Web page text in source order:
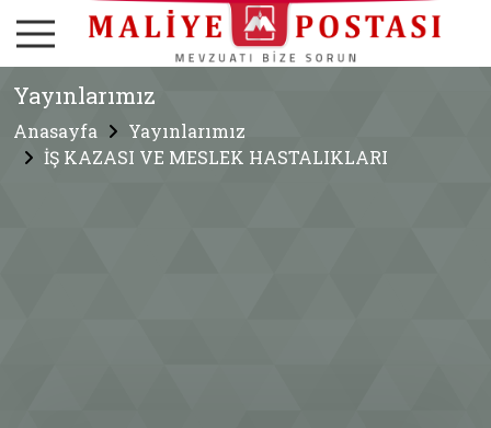
Yayınlarımız
Anasayfa
Yayınlarımız
İŞ KAZASI VE MESLEK HASTALIKLARI